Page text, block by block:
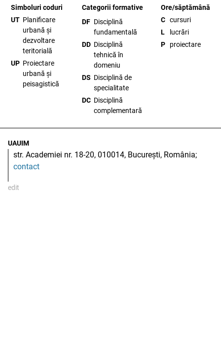
Simboluri coduri
UT Planificare
urbană și
dezvoltare
teritorială
UP Proiectare
urbană și
peisagistică
Categorii formative
DF Disciplină
fundamentală
DD Disciplină
tehnică în
domeniu
DS Disciplină de
specialitate
DC Disciplină
complementară
Ore/săptămână
C cursuri
L
lucrări
P proiectare
UAUIM
str. Academiei nr. 18-20, 010014, București, România;
contact
edit